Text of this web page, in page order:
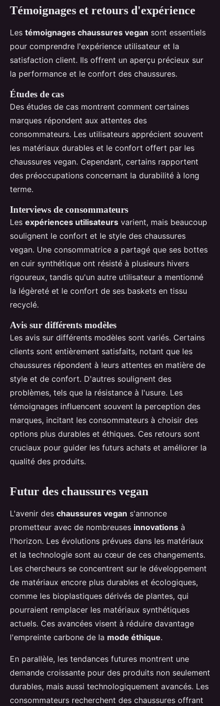
Témoignages et retours d'expérience
Les témoignages chaussures vegan sont essentiels
pour comprendre l'expérience utilisateur et la
satisfaction client. Ils offrent un aperçu précieux sur
la performance et le confort des chaussures.
Études de cas
Des études de cas montrent comment certaines
marques répondent aux attentes des
consommateurs. Les utilisateurs apprécient souvent
les matériaux durables et le confort offert par les
chaussures vegan. Cependant, certains rapportent
des préoccupations concernant la durabilité à long
terme.
Interviews de consommateurs
Les expériences utilisateurs varient, mais beaucoup
soulignent le confort et le style des chaussures
vegan. Une consommatrice a partagé que ses bottes
en cuir synthétique ont résisté à plusieurs hivers
rigoureux, tandis qu'un autre utilisateur a mentionné
la légèreté et le confort de ses baskets en tissu
recyclé.
Avis sur différents modèles
Les avis sur différents modèles sont variés. Certains
clients sont entièrement satisfaits, notant que les
chaussures répondent à leurs attentes en matière de
style et de confort. D'autres soulignent des
problèmes, tels que la résistance à l'usure. Les
témoignages influencent souvent la perception des
marques, incitant les consommateurs à choisir des
options plus durables et éthiques. Ces retours sont
cruciaux pour guider les futurs achats et améliorer la
qualité des produits.
Futur des chaussures vegan
L'avenir des chaussures vegan s'annonce
prometteur avec de nombreuses innovations à
l'horizon. Les évolutions prévues dans les matériaux
et la technologie sont au cœur de ces changements.
Les chercheurs se concentrent sur le développement
de matériaux encore plus durables et écologiques,
comme les bioplastiques dérivés de plantes, qui
pourraient remplacer les matériaux synthétiques
actuels. Ces avancées visent à réduire davantage
l'empreinte carbone de la mode éthique.
En parallèle, les tendances futures montrent une
demande croissante pour des produits non seulement
durables, mais aussi technologiquement avancés. Les
consommateurs recherchent des chaussures offrant